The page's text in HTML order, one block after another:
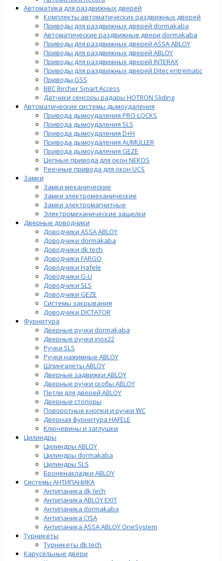
Автоматика для раздвижных дверей
Комплекты автоматических раздвижных дверей
Приводы для раздвижных дверей dormakaba
Автоматические раздвижные двери dormakaba
Приводы для раздвижных дверей ASSA ABLOY
Приводы для раздвижных дверей ABLOY
Приводы для раздвижных дверей INTERAX
Приводы для раздвижных дверей Ditec entrematic
Приводы GSS
BBC Bircher Smart Access
Датчики сенсоры радары HOTRON Sliding
Автоматические системы дымоудаления
Привода дымоудаления PRO-LOCKS
Привода дымоудаления SLS
Привода дымоудаления D+H
Привода дымоудаления AUMÜLLER
Привода дымоудаления GEZE
Цепные привода для окон NEKOS
Реечные привода для окон UСS
Замки
Замки механические
Замки электромеханические
Замки электромагнитные
Электромеханические защелки
Дверные доводчики
Доводчики ASSA ABLOY
Доводчики dormakaba
Доводчики dk tech
Доводчики FARGO
Доводчики Hafele
Доводчики G-U
Доводчики SLS
Доводчики GEZE
Cистемы закрывания
Доводчики DICTATOR
Фурнитура
Дверные ручки dormakaba
Дверные ручки inox22
Ручки SLS
Ручки нажимные ABLOY
Шпингалеты ABLOY
Дверные задвижки ABLOY
Дверные ручки скобы ABLOY
Петли для дверей ABLOY
Дверные стопоры
Поворотные кнопки и ручки WC
Дверная фурнитура HAFELE
Ключевины и заглушки
Цилиндры
Цилиндры ABLOY
Цилиндры dormakaba
Цилиндры SLS
Броненакладки ABLOY
Системы АНТИПАНИКА
Антипаника dk tech
Антипаника ABLOY EXIT
Антипаника dormakaba
Антипаника СISA
Антипаника ASSA ABLOY OneSystem
Турникеты
Турникеты dk tech
Карусельные двери